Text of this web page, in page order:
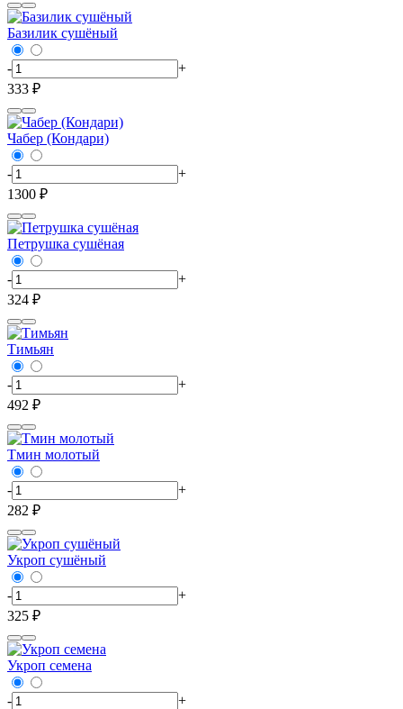
Базилик сушёный
-
+
333 ₽
Чабер (Кондари)
-
+
1300 ₽
Петрушка сушёная
-
+
324 ₽
Тимьян
-
+
492 ₽
Тмин молотый
-
+
282 ₽
Укроп сушёный
-
+
325 ₽
Укроп семена
-
+